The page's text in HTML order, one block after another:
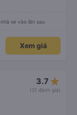
xe vào lần sau
Xem giá
3.7 star_rate
(31 đánh giá)